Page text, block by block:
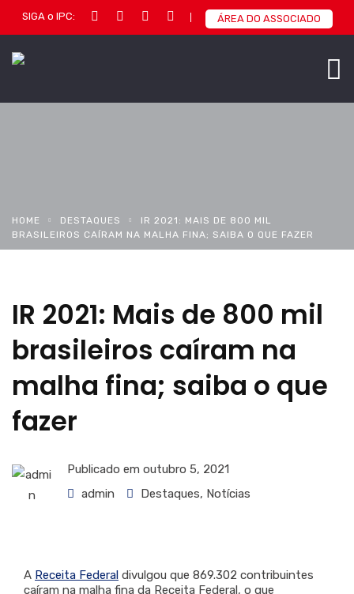
SIGA o IPC: ÁREA DO ASSOCIADO
HOME DESTAQUES
IR 2021: MAIS DE 800 MIL
BRASILEIROS CAÍRAM NA MALHA FINA; SAIBA O QUE FAZER
IR 2021: Mais de 800 mil
brasileiros caíram na
malha fina; saiba o que
fazer
Publicado em outubro 5, 2021
admin
Destaques, Notícias
A Receita Federal divulgou que 869.302 contribuintes
caíram na malha fina da Receita Federal, o que